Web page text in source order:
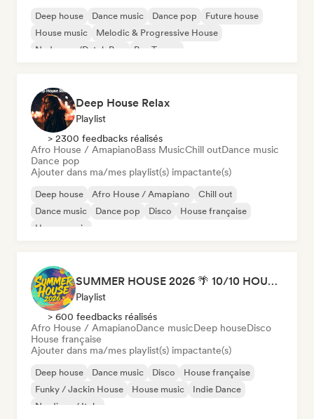
Deep house Dance music Dance pop
Future house
House music
Melodic & Progressive House
Nederpop/Dutch Pop
Psy-Trance
Deep House Relax
Playlist
> 2300 feedbacks réalisés
Afro House / AmapianoBass MusicChill outDance music
Dance pop
Ajouter dans ma/mes playlist(s) impactante(s)
Deep house Afro House / Amapiano
Chill out
Dance music
Dance pop Disco
House française
House music
SUMMER HOUSE 2026 🌴 10/10 HOUSE BANGERS
Playlist
> 600 feedbacks réalisés
Afro House / AmapianoDance musicDeep houseDisco
House française
Ajouter dans ma/mes playlist(s) impactante(s)
Deep house Dance music Disco
House française
Funky / Jackin House
House music
Indie Dance
Nu-disco / Italo